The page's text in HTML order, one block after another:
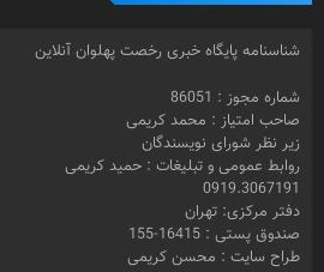
شناسنامه پایگاه خبری رخصت پهلوان آنلاین
شماره مجوز : 86051
صاحب امتیاز : محمد کریمی
زیر نظر شورای نویسندگان
روابط عمومی و تبلیغات : حمید کریمی
0919.3067191
دفتر مرکزی: تهران
صندوق پستی : 16415-155
طراح سایت : محسن کریمی